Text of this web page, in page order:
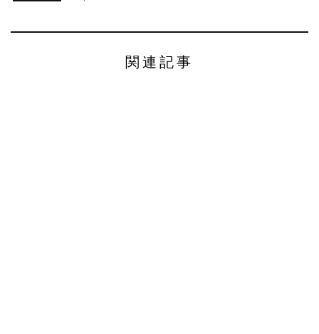
関連記事